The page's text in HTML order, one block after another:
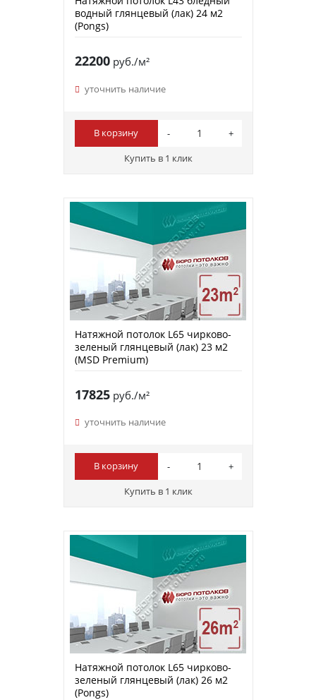
водный глянцевый (лак) 24 м2
(Pongs)
22200руб./м²
уточнить наличие
В корзину
Купить в 1 клик
Натяжной потолок L65 чирково-
зеленый глянцевый (лак) 23 м2
(MSD Premium)
17825руб./м²
уточнить наличие
В корзину
Купить в 1 клик
Натяжной потолок L65 чирково-
зеленый глянцевый (лак) 26 м2
(Pongs)